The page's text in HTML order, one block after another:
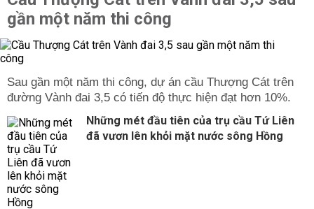
gần một năm thi công
Sau gần một năm thi công, dự án cầu Thượng Cát trên
đường Vành đai 3,5 có tiến độ thực hiện đạt hơn 10%.
Những mét đầu tiên của trụ cầu Tứ Liên
đã vươn lên khỏi mặt nước sông Hồng